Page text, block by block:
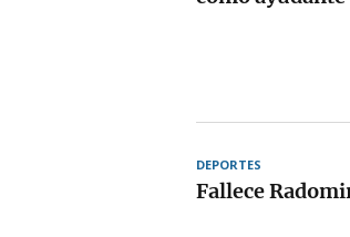
DEPORTES
Fallece